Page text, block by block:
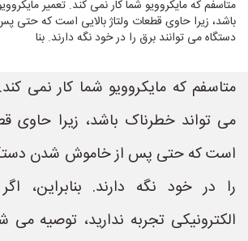
متاسفم که مایکروویو شما کار نمی کند. تعمیر
باشد، زیرا حاوی قطعات ولتاژ بالایی است که حتی
دستگاه می توانند برق را در خود نگه دارند. بنا
متاسفم که مایکروویو شما کار نمی کند.
می تواند خطرناک باشد، زیرا حاوی
است که حتی پس از خاموش شدن
را در خود نگه دارند. بنابراین، اگر
الکترونیکی تجربه ندارید، توصیه می